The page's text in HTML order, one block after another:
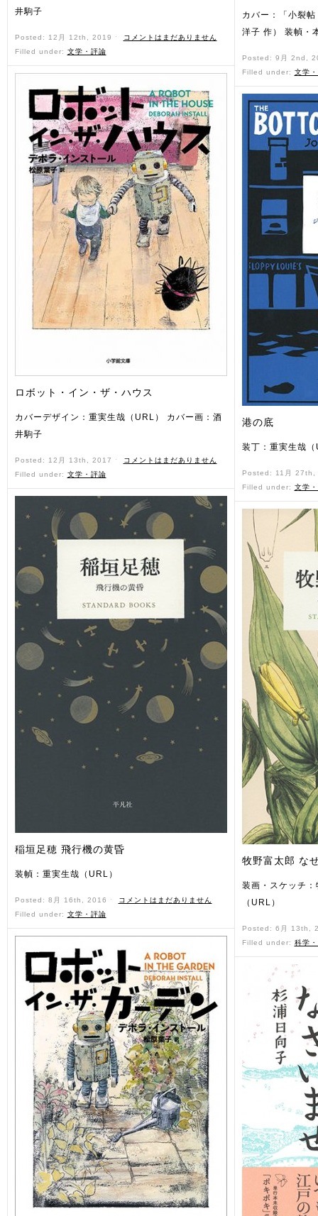
井駒子
Posted: 12月 12th, 2019 ˑ
コメントはまだありません
Filled under: 文学・評論
ロボット・イン・ザ・ハウス
カバーデザイン：重実生哉（URL） カバー画：酒
井駒子
Posted: 12月 13th, 2017 ˑ
コメントはまだありません
Filled under: 文学・評論
稲垣足穂 飛行機の黄昏
装幀：重実生哉（URL）
Posted: 8月 16th, 2016 ˑ
コメントはまだありません
Filled under: 文学・評論
カバー：「小裂
洋子 作） 装幀・
Posted: 9月 2nd,
Filled under: 文学
港の底
装丁：重実生哉
Posted: 11月
Filled under: 文学
牧野富太郎 な
装画・スケッチ
（URL）
Posted: 6月 13th,
Filled under: 科学